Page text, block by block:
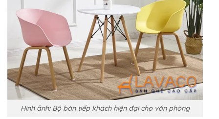
Hình ảnh: Bộ bàn tiếp khách hiện đại cho văn phòng